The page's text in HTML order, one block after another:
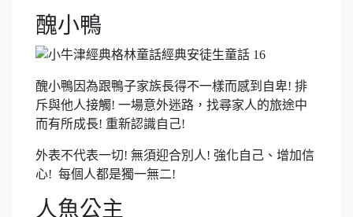
醜小鴨
醜小鴨因為跟鴨子家族長得不一樣而感到自卑! 排
斥與他人接觸! 一場意外迷路，找尋家人的旅途中
而有所成長! 重新認識自己!
外表不代表一切! 無須迎合別人! 強化自己、增加信
心! 每個人都是獨一無二!
人魚公主